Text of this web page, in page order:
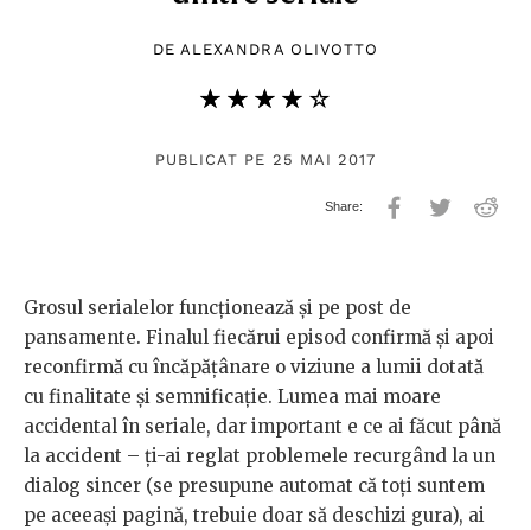
DEALEXANDRA OLIVOTTO
★★★★★
☆☆☆☆☆
PUBLICAT PE 25 MAI 2017
Grosul serialelor funcționează și pe post de
pansamente. Finalul fiecărui episod confirmă și apoi
reconfirmă cu încăpățânare o viziune a lumii dotată
cu finalitate și semnificație. Lumea mai moare
accidental în seriale, dar important e ce ai făcut până
la accident – ți-ai reglat problemele recurgând la un
dialog sincer (se presupune automat că toți suntem
pe aceeași pagină, trebuie doar să deschizi gura), ai